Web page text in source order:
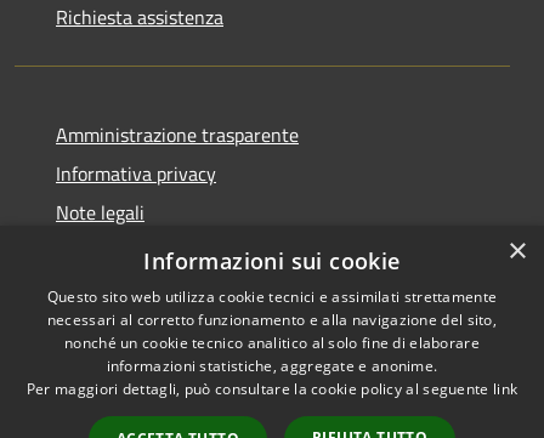
Richiesta assistenza
Amministrazione trasparente
Informativa privacy
Note legali
Dichiarazione di accessibilità
Accessibilità
Copyright © 2026 • Comune di
Cassano d'Adda • Powered by
Municipium• Accesso
×
Informazioni sui cookie
Questo sito web utilizza cookie tecnici e assimilati strettamente
necessari al corretto funzionamento e alla navigazione del sito,
nonché un cookie tecnico analitico al solo fine di elaborare
informazioni statistiche, aggregate e anonime.
Per maggiori dettagli, può consultare la cookie policy al seguente link